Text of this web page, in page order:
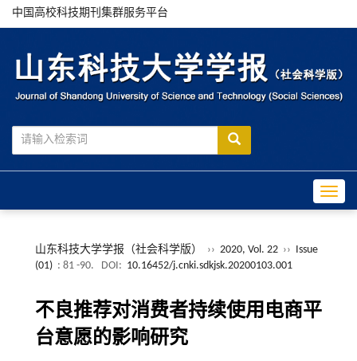
中国高校科技期刊集群服务平台
山东科技大学学报（社会科学版） ›› 2020, Vol. 22 ›› Issue
(01) : 81 -90. DOI: 10.16452/j.cnki.sdkjsk.20200103.001
不良推荐对消费者持续使用电商平
台意愿的影响研究